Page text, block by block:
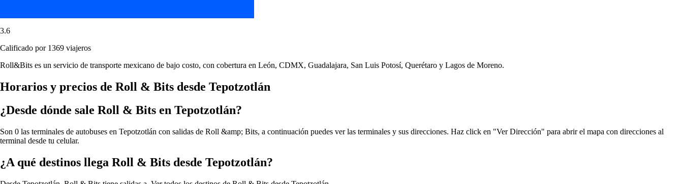
3.6
Calificado por 1369 viajeros
Roll&Bits es un servicio de transporte mexicano de bajo costo, con cobertura en León, CDMX, Guadalajara, San Luis Potosí, Querétaro y Lagos de Moreno.
Horarios y precios de Roll & Bits desde Tepotzotlán
¿Desde dónde sale Roll & Bits en Tepotzotlán?
Son 0 las terminales de autobuses en Tepotzotlán con salidas de Roll &amp; Bits, a continuación puedes ver las terminales y sus direcciones. Haz click en "Ver Dirección" para abrir el mapa con direcciones al
terminal desde tu celular.
¿A qué destinos llega Roll & Bits desde Tepotzotlán?